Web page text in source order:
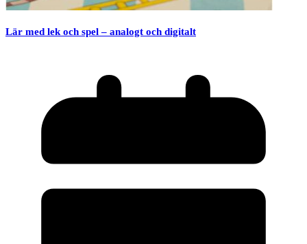
Lär med lek och spel – analogt och digitalt